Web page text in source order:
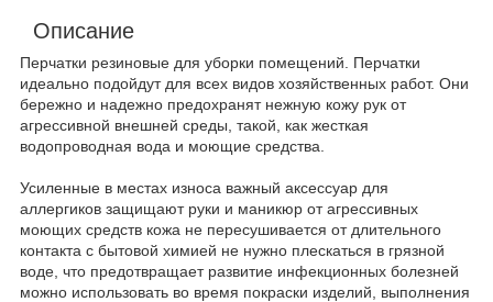
Описание
Перчатки резиновые для уборки помещений. Перчатки
идеально подойдут для всех видов хозяйственных работ. Они
бережно и надежно предохранят нежную кожу рук от
агрессивной внешней среды, такой, как жесткая
водопроводная вода и моющие средства.
Усиленные в местах износа важный аксессуар для
аллергиков защищают руки и маникюр от агрессивных
моющих средств кожа не пересушивается от длительного
контакта с бытовой химией не нужно плескаться в грязной
воде, что предотвращает развитие инфекционных болезней
можно использовать во время покраски изделий, выполнения